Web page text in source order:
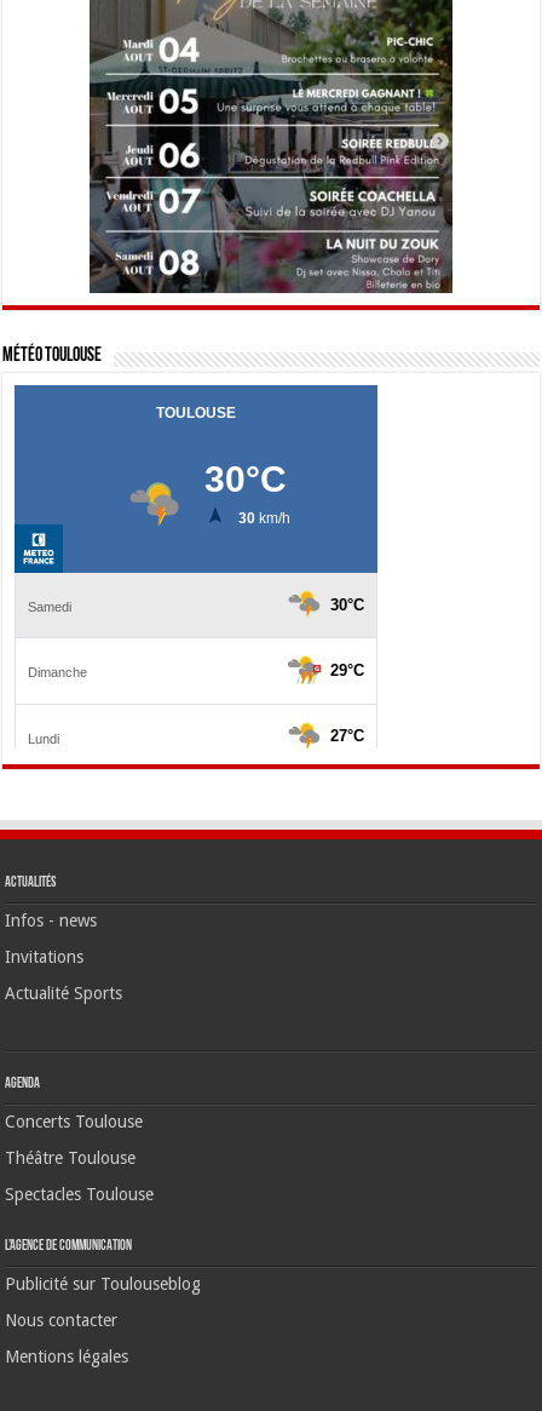
Météo Toulouse
Actualités
Infos - news
Invitations
Actualité Sports
Agenda
Concerts Toulouse
Théâtre Toulouse
Spectacles Toulouse
L’agence de communication
Publicité sur Toulouseblog
Nous contacter
Mentions légales